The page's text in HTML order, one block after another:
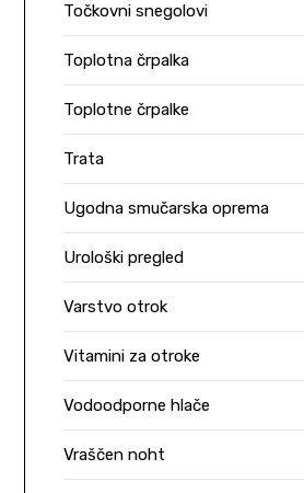
Točkovni snegolovi
Toplotna črpalka
Toplotne črpalke
Trata
Ugodna smučarska oprema
Urološki pregled
Varstvo otrok
Vitamini za otroke
Vodoodporne hlače
Vraščen noht